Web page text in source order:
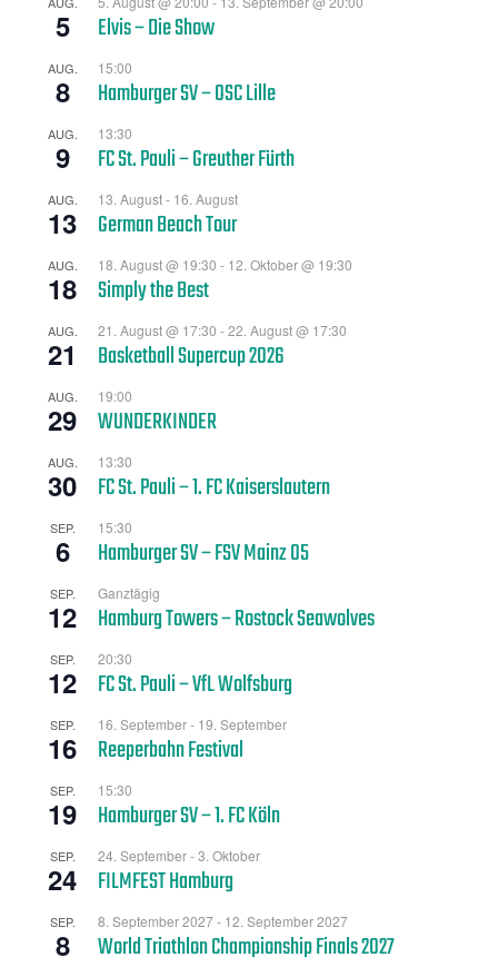
5 Elvis – Die Show
AUG.
8
15:00
Hamburger SV – OSC Lille
AUG.
9
13:30
FC St. Pauli – Greuther Fürth
AUG.
13
13. August- 16. August
German Beach Tour
AUG.
18
18. August @ 19:30 - 12. Oktober @ 19:30
Simply the Best
AUG.
21
21. August @ 17:30 -22. August @ 17:30
Basketball Supercup 2026
AUG.
29
19:00
WUNDERKINDER
AUG.
30
13:30
FC St. Pauli – 1. FC Kaiserslautern
SEP.
6
15:30
Hamburger SV – FSV Mainz 05
SEP.
12
Ganztägig
Hamburg Towers – Rostock Seawolves
SEP.
12
20:30
FC St. Pauli – VfL Wolfsburg
SEP.
16
16. September- 19. September
Reeperbahn Festival
SEP.
19
15:30
Hamburger SV – 1. FC Köln
SEP.
24
24. September-3. Oktober
FILMFEST Hamburg
SEP.
8
8. September 2027- 12. September 2027
World Triathlon Championship Finals 2027